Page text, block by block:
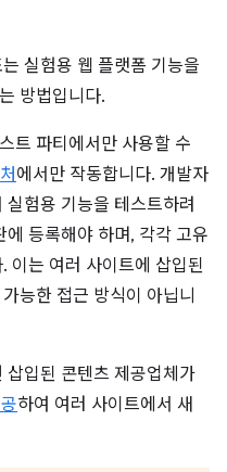
실험용 웹 플랫폼 기능을
방법입니다.
트 파티에서만 사용할 수
에서만 작동합니다. 개발자
험용 기능을 테스트하려
등록해야 하며, 각각 고유
이는 여러 사이트에 삽입된
능한 접근 방식이 아닙니
삽입된 콘텐츠 제공업체가
하여 여러 사이트에서 새